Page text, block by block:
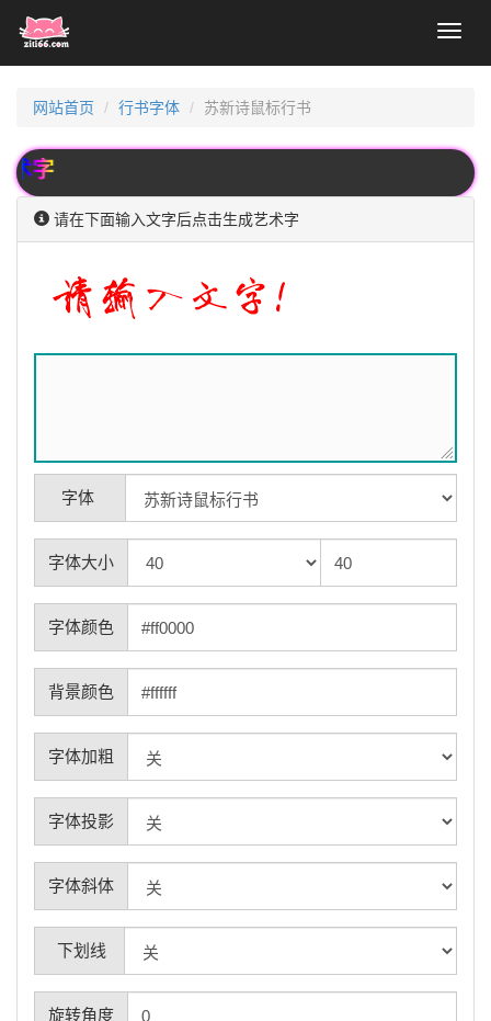
网站首页 行书字体 苏新诗鼠标行书
字
请在下面输入文字后点击生成艺术字
字体
字体大小
字体颜色
背景颜色
字体加粗
字体投影
字体斜体
下划线
旋转角度